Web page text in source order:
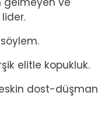
elitle kopukluk.
dost-düşman